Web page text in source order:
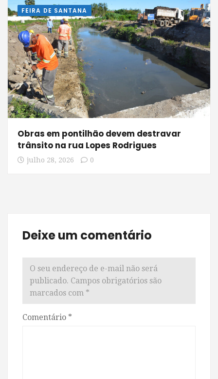
FEIRA DE SANTANA
Obras em pontilhão devem destravar
trânsito na rua Lopes Rodrigues
julho 28, 2026 0
Deixe um comentário
O seu endereço de e-mail não será
publicado. Campos obrigatórios são
marcados com *
Comentário *